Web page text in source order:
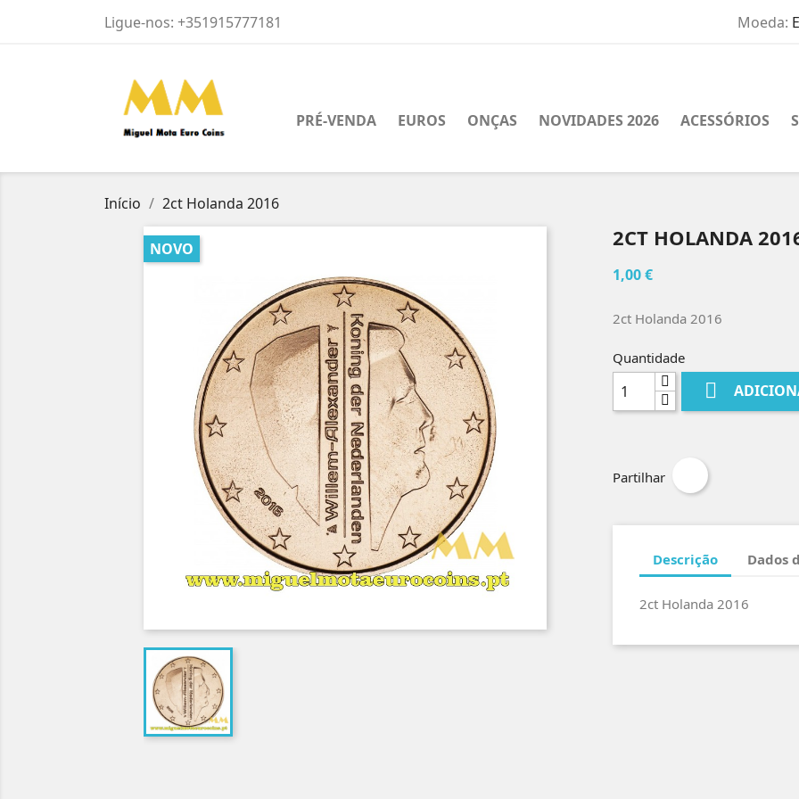
Ligue-nos: +351915777181 Moeda:
PRÉ-VENDA EUROS ONÇAS NOVIDADES 2026 ACESSÓRIOS
Início 2ct Holanda 2016
NOVO 2CT HOLANDA
1,00 €
2ct Holanda 2016
Quantidade

Partilhar
Descrição Dados
2ct Holanda 2016